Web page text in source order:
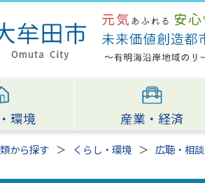
環境 産業・経済
から探す くらし・環境 広聴・相談